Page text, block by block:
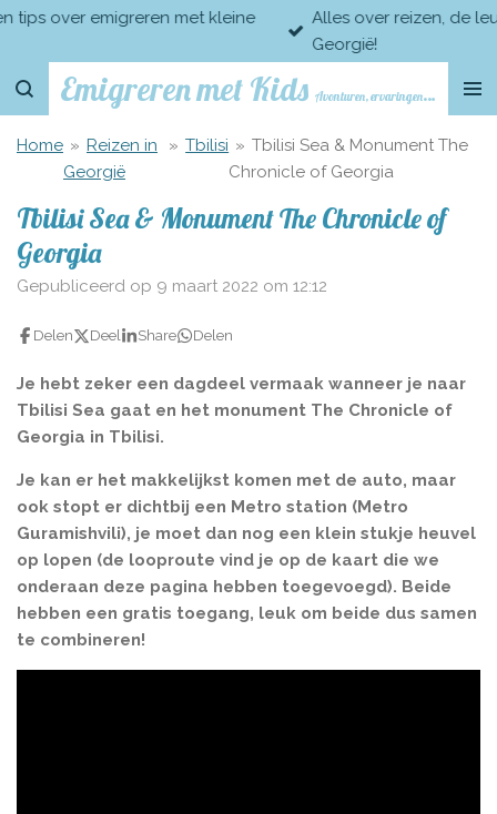
Ga
naar
Emigreren met Kids Avonturen, ervaringen en tips over emigreren met kleine kinderen
Alles over reizen, de leukste bestemmingen en uitjes in
Home » Reizen in
Georgië
» Tbilisi » Tbilisi Sea & Monument The
Chronicle of Georgia
Tbilisi Sea & Monument The Chronicle of
Georgia
Gepubliceerd op 9 maart 2022 om 12:12
Delen Deel Share Delen
Je hebt zeker een dagdeel vermaak wanneer je naar
Tbilisi Sea gaat en het monument The Chronicle of
Georgia in Tbilisi.
Je kan er het makkelijkst komen met de auto, maar
ook stopt er dichtbij een Metro station (Metro
Guramishvili), je moet dan nog een klein stukje heuvel
op lopen (de looproute vind je op de kaart die we
onderaan deze pagina hebben toegevoegd). Beide
hebben een gratis toegang, leuk om beide dus samen
te combineren!